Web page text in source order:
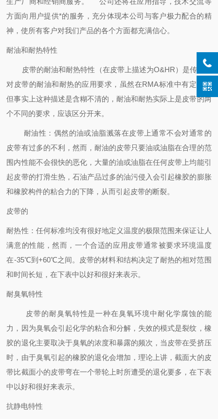
方面向用户提供*的服务，充分体现本公司与客户极力配合的精
神，使所有客户对我们产品的各个方面都充满信心。
耐油和耐热特性
皮带的耐油和耐热特性（在皮带上描述为O&HR）是传统的
对皮带的耐油和耐热的应用要求，虽然在RMA标准中有定义，
但事实上这种描述是含糊不清的，耐油和耐热实际上是皮带的两
个不同的要求，应该区分开来。
耐油性：偶然的油或油脂溅落在皮带上通常不会对通常的
皮带有过多的不利，然而，耐油的皮带只要油或油脂在合理的范
围内性能不会很快的恶化，大量的油或油脂在任何皮带上均能引
起皮带的打滑生热，石油产品过多的油污侵入会引起橡胶的膨胀
和橡胶构件的粘合力的下降，从而引起皮带的断裂。
皮带的
耐热性：任何标准均没有很好地定义温度的极限范围来保证让人
满意的性能，然而，一个合适的应用皮带通常被要求环境温度
在-35℃到+60℃之间。皮带的材料和结构决定了耐热的相对范围
和时间长短，在下表中以好和很好来表示。
耐臭氧特性
皮带的耐臭氧特性是一种在臭氧环境中耐化学腐蚀的能
力，因为臭氧会引起化学的粘合和分解，失效的模式是裂纹，橡
胶的退化主要取决于臭氧的浓度和暴露的频次，当皮带在受挤压
时，由于臭氧引起的橡胶的退化会增加，理论上讲，截面大的皮
带比截面小的皮带弯在一个带轮上时所遭受的退化要多，在下表
中以好和很好来表示。
抗静电特性